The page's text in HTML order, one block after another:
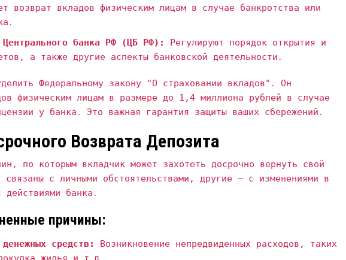
возврат вкладов физическим лицам в случае банкротства или
Центрального банка РФ (ЦБ РФ):
Регулируют порядок открытия и
а также другие аспекты банковской деятельности․
Федеральному закону "О страховании вкладов"․ Он
физическим лицам в размере до 1‚4 миллиона рублей в случае
у банка․ Это важная гарантия защиты ваших сбережений․
Возврата Депозита
по которым вкладчик может захотеть досрочно вернуть свой
связаны с личными обстоятельствами‚ другие – с изменениями в
банка․
причины:
средств:
Возникновение непредвиденных расходов‚ таких